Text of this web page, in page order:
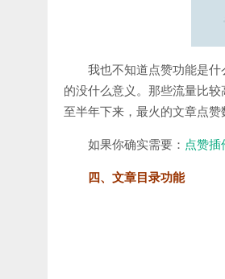
我也不知道点赞功能是
的没什么意义。那些流量比
至半年下来，最火的文章点赞
如果你确实需要： 点赞插
四、文章目录功能